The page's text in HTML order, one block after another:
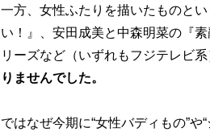
一方、女性ふたりを描いたものと
い！』、安田成美と中森明菜の『
リーズなど（いずれもフジテレビ
りませんでした。
ではなぜ今期に“女性バディもの”